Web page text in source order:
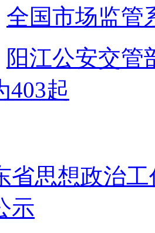
全国市场监管
阳江公安交管
403起
省思想政治
示